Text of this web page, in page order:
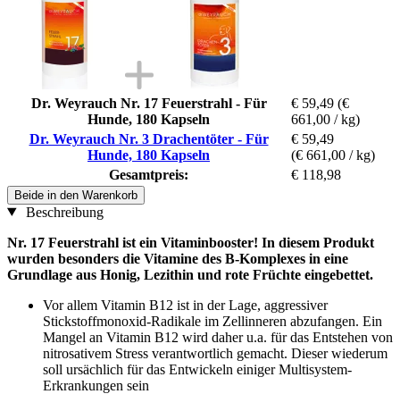
Dr. Weyrauch Nr. 17 Feuerstrahl - Für
Hunde, 180 Kapseln
€ 59,49 (€
661,00 / kg)
Dr. Weyrauch Nr. 3 Drachentöter - Für
Hunde, 180 Kapseln
€ 59,49
(€ 661,00 / kg)
Gesamtpreis:
€ 118,98
Beide in den Warenkorb
Beschreibung
Nr. 17 Feuerstrahl ist ein Vitaminbooster! In diesem Produkt
wurden besonders die Vitamine des B-Komplexes in eine
Grundlage aus Honig, Lezithin und rote Früchte eingebettet.
Vor allem Vitamin B12 ist in der Lage, aggressiver
Stickstoffmonoxid-Radikale im Zellinneren abzufangen. Ein
Mangel an Vitamin B12 wird daher u.a. für das Entstehen von
nitrosativem Stress verantwortlich gemacht. Dieser wiederum
soll ursächlich für das Entwickeln einiger Multisystem-
Erkrankungen sein